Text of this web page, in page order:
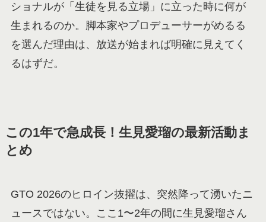
ショナルが「生徒を見る立場」に立った時に何が
生まれるのか。脚本家やプロデューサーがめるる
を選んだ理由は、放送が始まれば明確に見えてく
るはずだ。
この1年で急成長！生見愛瑠の最新活動ま
とめ
GTO 2026のヒロイン抜擢は、突然降って湧いたニ
ュースではない。ここ1〜2年の間に生見愛瑠さん